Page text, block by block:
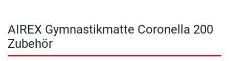
AIREX Gymnastikmatte Coronella 200
Zubehör